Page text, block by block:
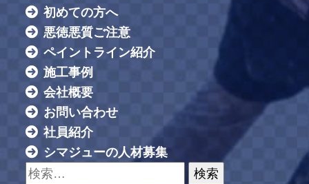
初めての方へ
悪徳悪質ご注意
ペイントライン紹介
施工事例
会社概要
お問い合わせ
社員紹介
シマジューの人材募集
検索: